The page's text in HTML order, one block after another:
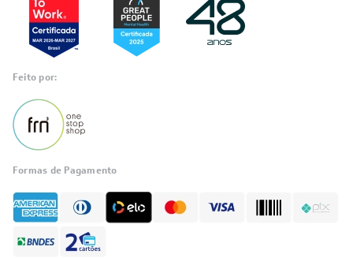
Feito por:
Formas de Pagamento
Fale com a LIA